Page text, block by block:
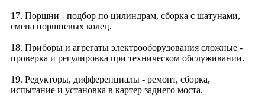
17. Поршни - подбор по цилиндрам, сборка с шатунами,
смена поршневых колец.
18. Приборы и агрегаты электрооборудования сложные -
проверка и регулировка при техническом обслуживании.
19. Редукторы, дифференциалы - ремонт, сборка,
испытание и установка в картер заднего моста.